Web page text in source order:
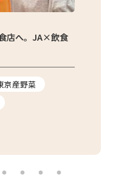
店へ。JA×飲食
京産野菜